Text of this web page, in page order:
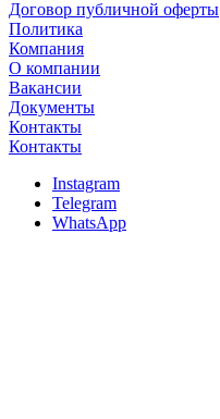
Договор публичной оферты
Политика
Компания
О компании
Вакансии
Документы
Контакты
Контакты
Instagram
Telegram
WhatsApp